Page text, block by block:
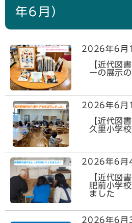
年6月）
2026年6月
【近代図
ーの展示
2026年6月
【近代図
久里小学
2026年6月
【近代図
肥前小学
ました
2026年6月